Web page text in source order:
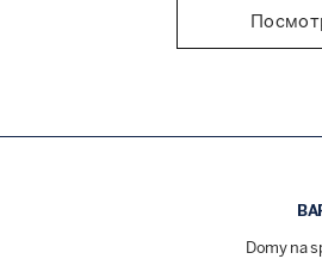
Domy na